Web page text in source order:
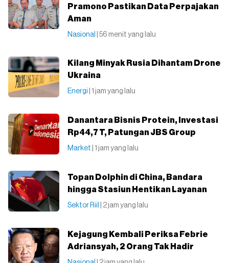
Pramono Pastikan Data Perpajakan
Aman
Nasional | 56 menit yang lalu
Kilang Minyak Rusia Dihantam Drone
Ukraina
Energi | 1 jam yang lalu
Danantara Bisnis Protein, Investasi
Rp44,7 T, Patungan JBS Group
Market | 1 jam yang lalu
Topan Dolphin di China, Bandara
hingga Stasiun Hentikan Layanan
Sektor Riil | 2 jam yang lalu
Kejagung Kembali Periksa Febrie
Adriansyah, 2 Orang Tak Hadir